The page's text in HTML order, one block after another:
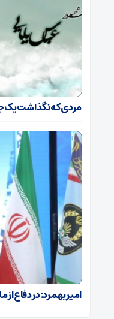
مردی که نگذاشت یک
امیر بهمرد: در دفاع